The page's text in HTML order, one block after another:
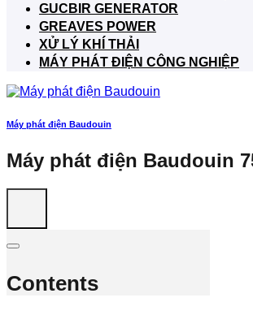
GUCBIR GENERATOR
GREAVES POWER
XỬ LÝ KHÍ THẢI
MÁY PHÁT ĐIỆN CÔNG NGHIỆP
Máy phát điện Baudouin
Máy phát điện Baudouin
Contents